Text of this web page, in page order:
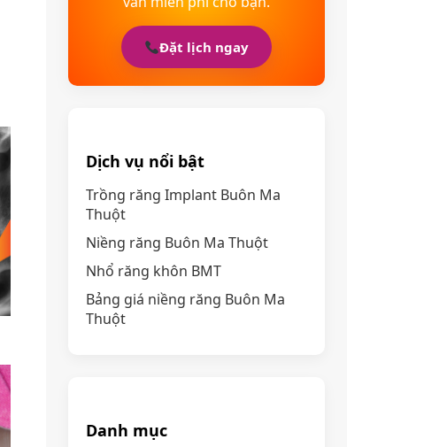
Đặt lịch ngay
Dịch vụ nổi bật
Trồng răng Implant Buôn Ma
Thuột
Niềng răng Buôn Ma Thuột
Nhổ răng khôn BMT
Bảng giá niềng răng Buôn Ma
Thuột
Danh mục